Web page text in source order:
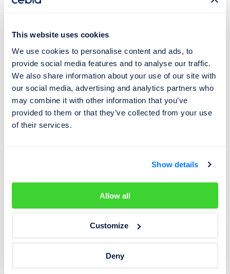
This website uses cookies
We use cookies to personalise content and ads, to
provide social media features and to analyse our traffic.
We also share information about your use of our site with
our social media, advertising and analytics partners who
may combine it with other information that you’ve
provided to them or that they’ve collected from your use
of their services.
Show details
Allow all
Customize
Deny
Našli jste si auto v zahraniční inzerci? Prověřte si jej
ještě předtím, než se pro něj vydáte
Ani v zahraniční inzerci nebývá často uvedenVIN vozidla,
na Mobile.de jej najdete dokonce velmi výjimečně.
Neváhejte tedy komunikovat s prodejcem a
případně dokumenty k vozidlu, např.
všech důležitých dokumentů. Pokud vám je poskytnout
Pomocí získaného VIN poté můžete přes naši